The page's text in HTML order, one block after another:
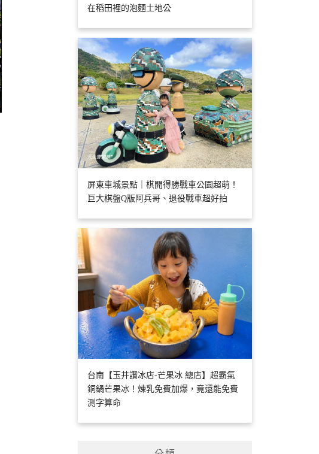
在稻田裡的泡麵土地公
屏東車城景點｜棋開得勝戰車公園超萌！
巨大棋盤Q版阿兵哥、退役戰車超好拍
台南【玉井讚冰店-芒果冰 總店】超霸氣
銅鍋芒果冰！煉乳免費加爆，竟還能免費
測字算命